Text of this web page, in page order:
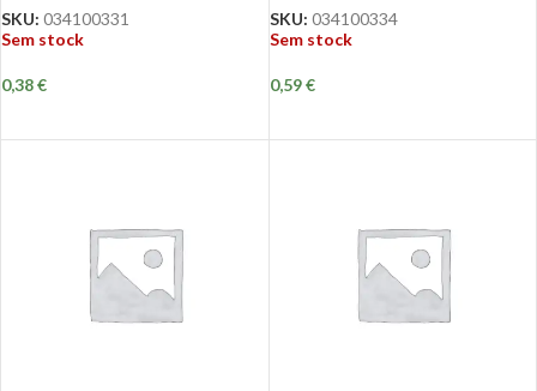
SKU: 034100331
Sem stock
0,38€
SKU: 034100334
Sem stock
0,59€